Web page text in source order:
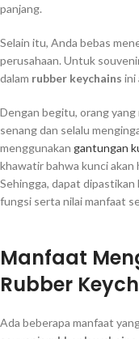
panjang.
Selain itu, Anda bebas
perusahaan. Untuk
dalam rubber keychains ini
Dengan begitu, orang yang
senang dan selalu
menggunakan gantungan
khawatir bahwa kunci akan
Sehingga, dapat dipastikan
fungsi serta nilai manfaat
Manfaat
Rubber
Ada beberapa manfaat